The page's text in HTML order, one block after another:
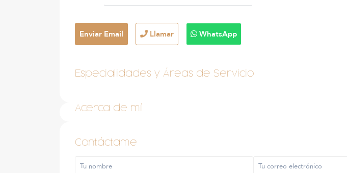
Enviar Email Llamar WhatsApp
Especialidades y Áreas de Servicio
Acerca de mí
Contáctame